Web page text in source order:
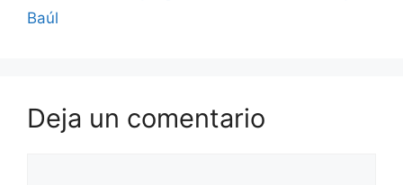
Baúl
Deja un comentario